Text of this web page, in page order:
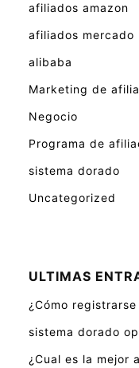
afiliados amazon
afiliados mercado
alibaba
Marketing de
Negocio
Programa de
sistema dorado
Uncategorized
ULTIMAS
¿Cómo
sistema dorado
¿Cual es la mejor